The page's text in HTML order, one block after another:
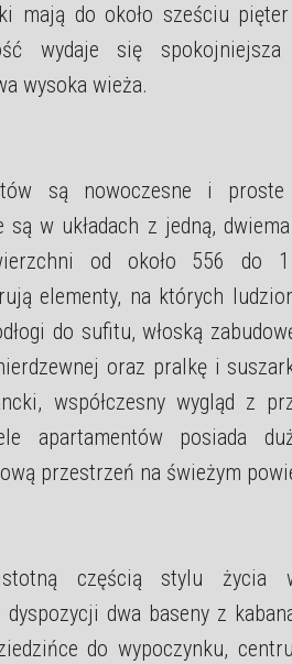
mają do około sześciu
wydaje się
wysoka wieża.
są nowoczesne i
są w układach z jedną,
od około 556 do
elementy, na których
do sufitu, włoską
oraz pralkę i
współczesny wygląd z
apartamentów posiada
przestrzeń na świeżym
częścią stylu życia
dyspozycji dwa baseny z
do wypoczynku,